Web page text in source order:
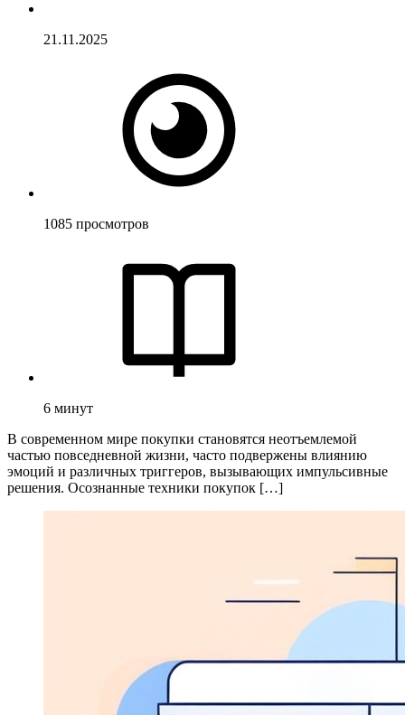
21.11.2025
1085 просмотров
6 минут
В современном мире покупки становятся неотъемлемой
частью повседневной жизни, часто подвержены влиянию
эмоций и различных триггеров, вызывающих импульсивные
решения. Осознанные техники покупок […]